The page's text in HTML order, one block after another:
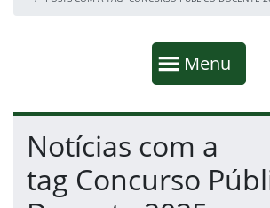
Mostrar
Menu
Fim da navegação
Início do conteúdo
Notícias com a
tag Concurso